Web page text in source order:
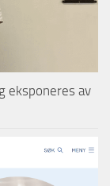
eksponeres av